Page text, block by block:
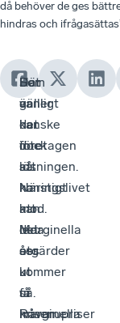
då behöver de ges
hindras och
Det
är
kanske
inte
så
konstigt
att
det
ser
ut
så.
Råvarupriser
Här
gäller
det
dock
att
ha
mod.
Marginella
åtgärder
kommer
få
marginella
Som
vanligt
har
företagen
lösningen.
Näringslivet
kan
leda
oss
ut
ur
krisen